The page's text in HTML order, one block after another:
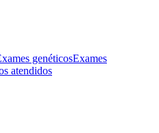
genéticosExames
atendidos